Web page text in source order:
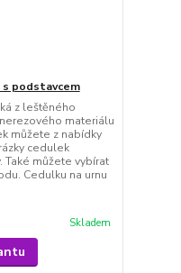
s podstavcem
z leštěného
materiálu
můžete z nabídky
cedulek
můžete vybírat
Cedulku na urnu
Skladem